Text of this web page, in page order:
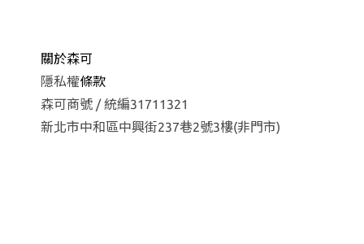
關於森可
隱私權條款
森可商號 / 統編31711321
新北市中和區中興街237巷2號3樓(非門市)